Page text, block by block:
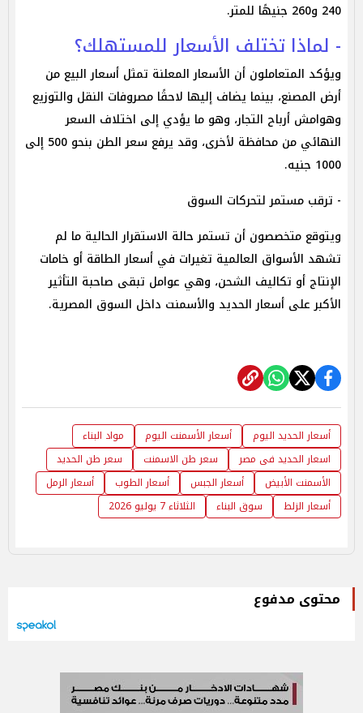
240 و260 جنيهًا للمتر.
- لماذا تختلف الأسعار للمستهلك؟
ويؤكد المتعاملون أن الأسعار المعلنة تمثل أسعار البيع من
أرض المصنع، بينما يضاف إليها لاحقًا مصروفات النقل والتوزيع
وهوامش أرباح التجار، وهو ما يؤدي إلى اختلاف السعر
النهائي من محافظة لأخرى، وقد يرفع سعر الطن بنحو 500 إلى
1000 جنيه.
- ترقب مستمر لتحركات السوق
ويتوقع متخصصون أن تستمر حالة الاستقرار الحالية ما لم
تشهد الأسواق العالمية تغيرات في أسعار الطاقة أو خامات
الإنتاج أو تكاليف الشحن، وهي عوامل تبقى صاحبة التأثير
الأكبر على أسعار الحديد والأسمنت داخل السوق المصرية.
أسعار الحديد اليوم أسعار الأسمنت اليوم
مواد البناء
اسعار الحديد فى مصر
سعر طن الاسمنت
سعر طن الحديد
الأسمنت الأبيض
أسعار الجبس أسعار الطوب
أسعار الرمل
أسعار الزلط
سوق البناء الثلاثاء 7 يوليو 2026
محتوى مدفوع